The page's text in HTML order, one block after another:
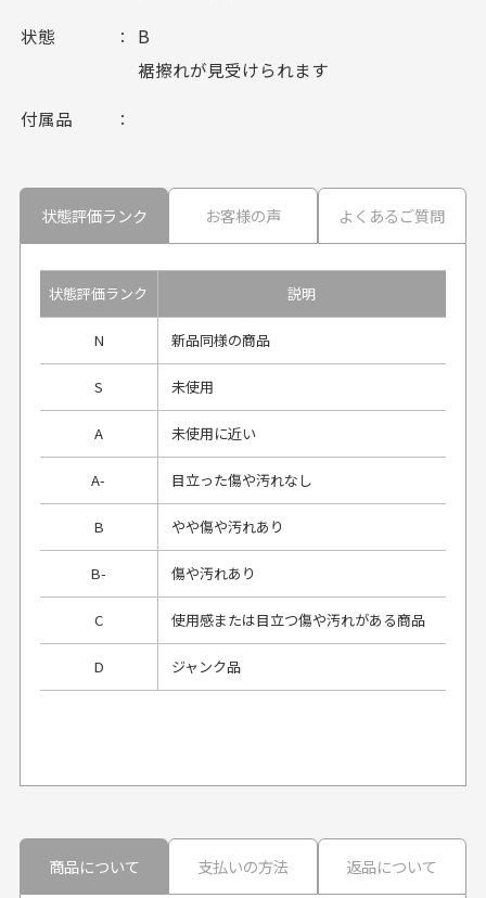
状態
B
裾擦れが見受けられます
付属品
状態評価ランク お客様の声 よくあるご質問
状態評価ランク 説明
N 新品同様の商品
S 未使用
A 未使用に近い
A- 目立った傷や汚れなし
B やや傷や汚れあり
B- 傷や汚れあり
C 使用感または目立つ傷や汚れがある商品
D ジャンク品
30代男性
商品について 支払いの方法 返品について